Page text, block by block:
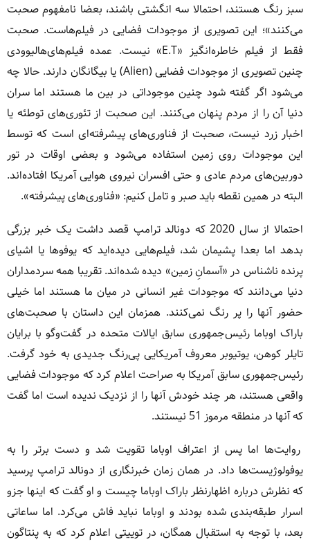
سبز رنگ هستند، احتمالا سه انگشتی باشند، بعضا نامفهوم صحبت
می‌کنند»؛ این تصویری از موجودات فضایی در فیلم‌هاست. صحبت
فقط از فیلم خاطره‌انگیز «E.T» نیست. عمده فیلم‌های‌هالیوودی
چنین تصویری از موجودات فضایی (Alien) یا بیگانگان دارند. حالا چه
می‌شود اگر گفته شود چنین موجوداتی در بین ما هستند اما سران
دنیا آن را از مردم پنهان می‌کنند. این صحبت از تئوری‌های توطئه یا
اخبار زرد نیست، صحبت از فناوری‌های پیشرفته‌ای است که توسط
این موجودات روی زمین استفاده می‌شود و بعضی اوقات در تور
دوربین‌های مردم عادی و حتی افسران نیروی هوایی آمریکا افتاده‌اند.
البته در همین نقطه باید صبر و تامل کنیم: «فناوری‌های پیشرفته».
احتمالا از سال 2020 که دونالد ترامپ قصد داشت یک خبر بزرگی
بدهد اما بعدا پشیمان شد، فیلم‌هایی دیده‌اید که یوفوها یا اشیای
پرنده‌ ناشناس در «آسمانِ زمین» دیده شده‌اند. تقریبا همه سردمداران
دنیا می‌دانند که موجودات غیر انسانی در میان ما هستند اما خیلی
حضور آنها را پر رنگ نمی‌کنند. همزمان این داستان با صحبت‌های
باراک اوباما رئیس‌جمهوری سابق ایالات متحده در گفت‌وگو با برایان
تایلر کوهن، یوتیوبر معروف آمریکایی پی‌رنگ جدید‌ی به خود گرفت.
رئیس‌‌جمهوری سابق آمریکا به صراحت اعلام کرد که موجودات فضایی
واقعی هستند، هر چند خودش آنها را از نزدیک ندیده است اما گفت
که آنها در منطقه مرموز 51 نیستند.
روایت‌ها اما پس از اعتراف اوباما تقویت شد و دست برتر را به
یوفولوژیست‌ها داد. در همان زمان خبرنگاری از دونالد ترامپ پرسید
که نظرش درباره اظهارنظر باراک اوباما چیست و او گفت که اینها جزو
اسرار طبقه‌بندی شده بودند و اوباما نباید فاش می‌کرد. اما ساعاتی
بعد، با توجه به استقبال همگان، در توییتی اعلام کرد که به پنتاگون